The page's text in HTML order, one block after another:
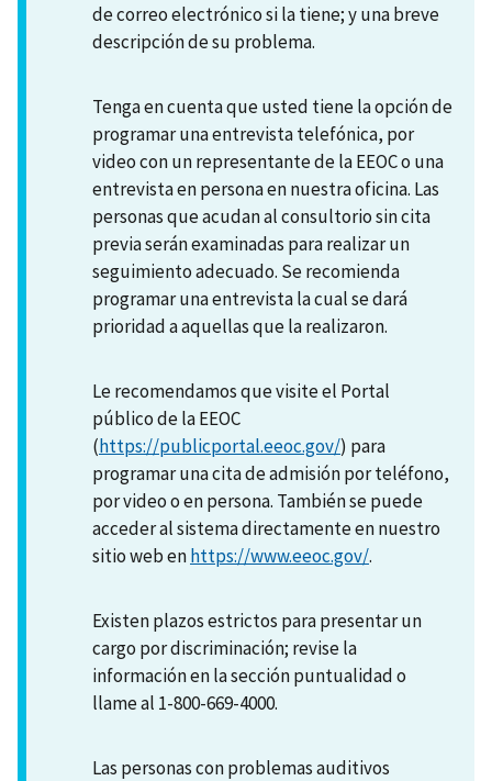
de correo electrónico si la tiene; y una breve
descripción de su problema.
Tenga en cuenta que usted tiene la opción de
programar una entrevista telefónica, por
video con un representante de la EEOC o una
entrevista en persona en nuestra oficina. Las
personas que acudan al consultorio sin cita
previa serán examinadas para realizar un
seguimiento adecuado. Se recomienda
programar una entrevista la cual se dará
prioridad a aquellas que la realizaron.
Le recomendamos que visite el Portal
público de la EEOC
(https://publicportal.eeoc.gov/) para
programar una cita de admisión por teléfono,
por video o en persona. También se puede
acceder al sistema directamente en nuestro
sitio web enhttps://www.eeoc.gov/.
Existen plazos estrictos para presentar un
cargo por discriminación; revise la
información en la sección puntualidad o
llame al 1-800-669-4000.
Las personas con problemas auditivos